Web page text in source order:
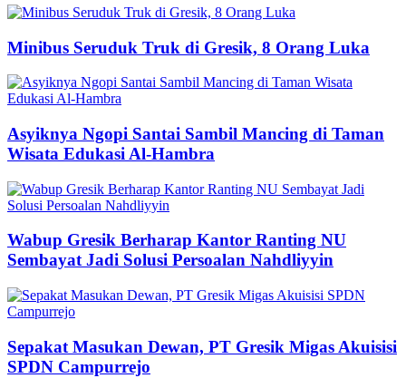
Minibus Seruduk Truk di Gresik, 8 Orang Luka
Asyiknya Ngopi Santai Sambil Mancing di Taman
Wisata Edukasi Al-Hambra
Wabup Gresik Berharap Kantor Ranting NU
Sembayat Jadi Solusi Persoalan Nahdliyyin
Sepakat Masukan Dewan, PT Gresik Migas Akuisisi
SPDN Campurrejo